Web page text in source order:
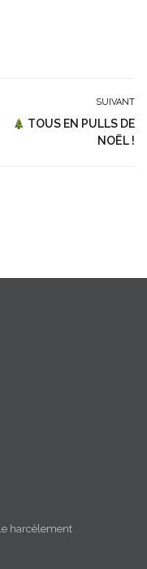
SUIVANT
TOUS EN PULLS DE
NOËL !
harcèlement